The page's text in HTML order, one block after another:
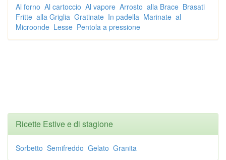
Al forno Al cartoccio Al vapore Arrosto alla Brace Brasati
Fritte alla Griglia Gratinate In padella Marinate al
Microonde Lesse Pentola a pressione
Ricette Estive e di stagione
Sorbetto Semifreddo Gelato Granita